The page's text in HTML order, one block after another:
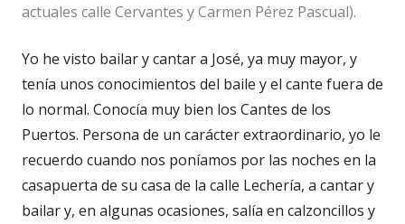
actuales calle Cervantes y Carmen Pérez Pascual).
Yo he visto bailar y cantar a José, ya muy mayor, y
tenía unos conocimientos del baile y el cante fuera de
lo normal. Conocía muy bien los Cantes de los
Puertos. Persona de un carácter extraordinario, yo le
recuerdo cuando nos poníamos por las noches en la
casapuerta de su casa de la calle Lechería, a cantar y
bailar y, en algunas ocasiones, salía en calzoncillos y